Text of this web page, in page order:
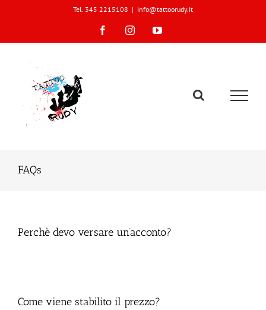
Tel. 345 2215108 | info@tattoorudy.it
FacebookInstagramYouTube
FAQs
Perchè devo versare un’acconto?
Come viene stabilito il prezzo?